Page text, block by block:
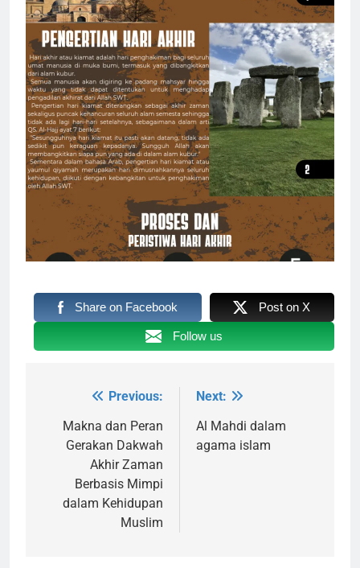
Share on Facebook Post on X
Follow us
Navigasi
pos
Previous:
Makna dan Peran
Gerakan Dakwah
Akhir Zaman
Berbasis Mimpi
dalam Kehidupan
Muslim
Next:
Al Mahdi dalam
agama islam